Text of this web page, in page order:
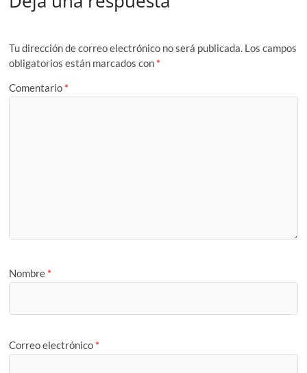
Tu dirección de correo electrónico no será publicada. Los campos
obligatorios están marcados con *
Comentario *
Nombre *
Correo electrónico *